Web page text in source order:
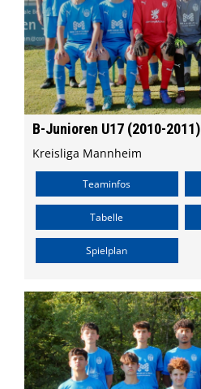
B-Junioren U17 (2010-2011)
Kreisliga Mannheim
Teaminfos
Tabelle
Spielplan